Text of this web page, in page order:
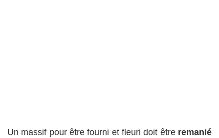
Un massif pour être fourni et fleuri doit être remanié